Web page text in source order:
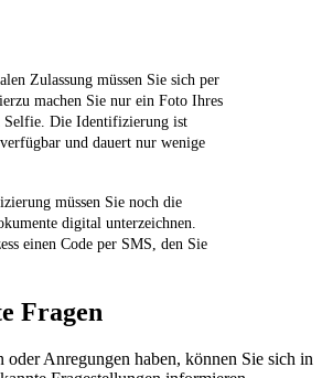
Zulassung müssen Sie sich per
machen Sie nur ein Foto Ihres
Selfie. Die Identifizierung ist
und dauert nur wenige
müssen Sie noch die
digital unterzeichnen.
einen Code per SMS, den Sie
Fragen
oder Anregungen haben, können Sie sich in